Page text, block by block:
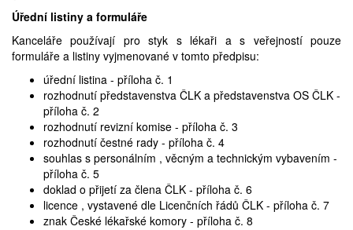
Úřední listiny a formuláře
Kanceláře používají pro styk s lékaři a s veřejností pouze
formuláře a listiny vyjmenované v tomto předpisu:
úřední listina - příloha č. 1
rozhodnutí představenstva ČLK a představenstva OS ČLK -
příloha č. 2
rozhodnutí revizní komise - příloha č. 3
rozhodnutí čestné rady - příloha č. 4
souhlas s personálním , věcným a technickým vybavením -
příloha č. 5
doklad o přijetí za člena ČLK - příloha č. 6
licence , vystavené dle Licenčních řádů ČLK - příloha č. 7
znak České lékařské komory - příloha č. 8